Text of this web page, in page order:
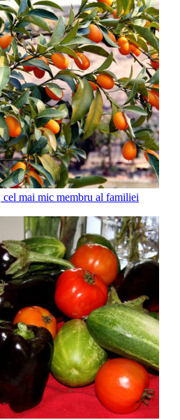
mai mic membru al familiei